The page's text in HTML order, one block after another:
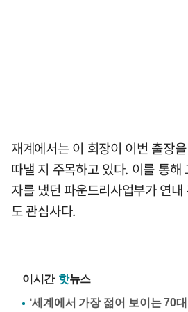
재계에서는 이 회장이 이번 출장
따낼 지 주목하고 있다. 이를 통해
자를 냈던 파운드리사업부가 연
도 관심사다.
이시간 핫뉴스